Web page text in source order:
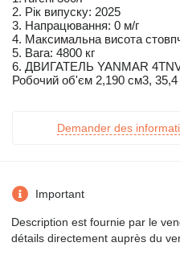
2. Рік випуску: 2025
3. Напрацювання: 0 м/г
4. Максимальна висота
5. Вага: 4800 кг
6. ДВИГАТЕЛЬ YANMAR
Робочий об'єм 2,190 см3, 35,4
Demander des
Important
Description est fournie par le
détails directement auprès du